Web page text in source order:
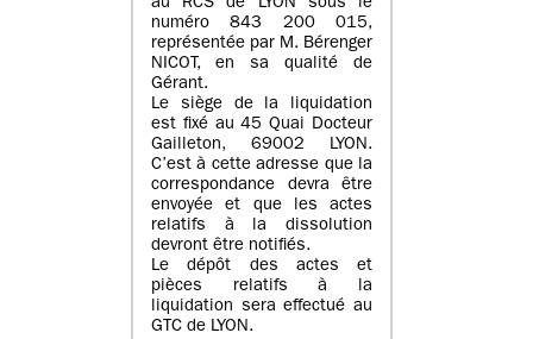
au RCS de LYON sous le
numéro 843 200 015,
représentée par M. Bérenger
NICOT, en sa qualité de
Gérant.
Le siège de la liquidation
est fixé au45 Quai Docteur
Gailleton, 69002 LYON.
C’est à cette adresse que la
correspondance devra être
envoyée et que les actes
relatifs à la dissolution
devront être notifiés.
Le dépôt des actes et
pièces relatifs à la
liquidation sera effectué au
GTC de LYON.